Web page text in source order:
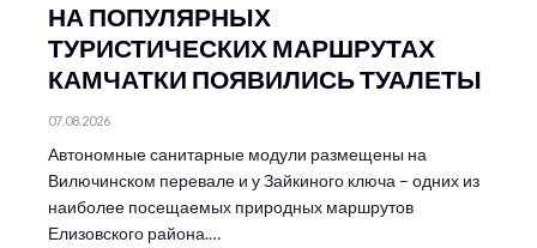
НА ПОПУЛЯРНЫХ
ТУРИСТИЧЕСКИХ МАРШРУТАХ
КАМЧАТКИ ПОЯВИЛИСЬ ТУАЛЕТЫ
07.08.2026
Автономные санитарные модули размещены на
Вилючинском перевале и у Зайкиного ключа – одних из
наиболее посещаемых природных маршрутов
Елизовского района.…